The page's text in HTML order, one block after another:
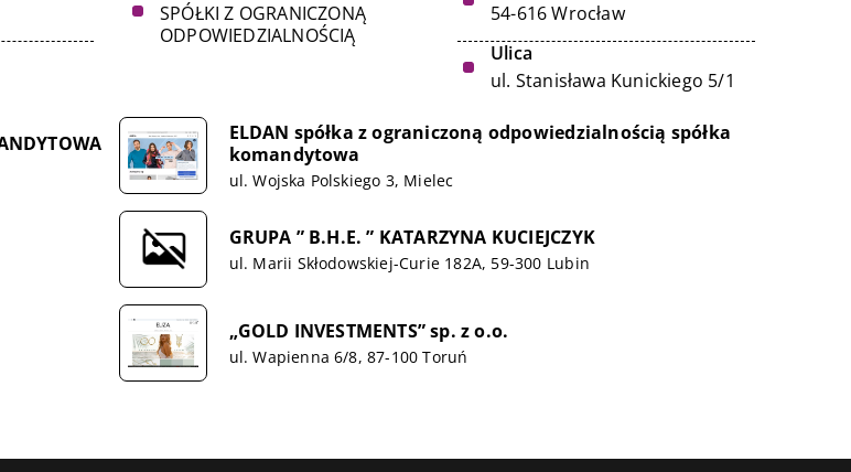
SPÓŁKI Z OGRANICZONĄ
ODPOWIEDZIALNOŚCIĄ
54-616 Wrocław
Ulica
ul. Stanisława Kunickiego 5/1
ELDAN spółka z ograniczoną odpowiedzialnością spółka
komandytowa
ul. Wojska Polskiego 3, Mielec
GRUPA ” B.H.E. ” KATARZYNA KUCIEJCZYK
ul. Marii Skłodowskiej-Curie 182A, 59-300 Lubin
„GOLD INVESTMENTS” sp. z o.o.
ul. Wapienna 6/8, 87-100 Toruń